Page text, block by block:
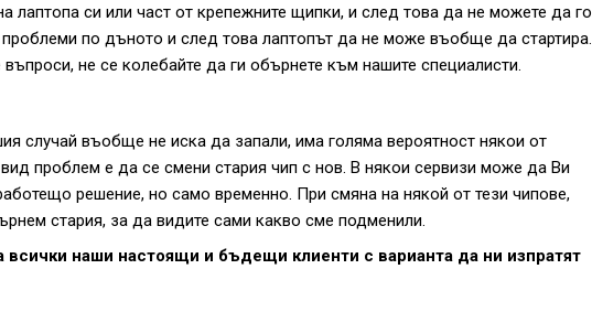
лаптопа си или част от крепежните щипки, и след това да не можете да го
по дъното и след това лаптопът да не може въобще да стартира.
не се колебайте да ги обърнете към нашите специалисти.
случай въобще не иска да запали, има голяма вероятност някои от
проблем е да се смени стария чип с нов. В някои сервизи може да Ви
решение, но само временно. При смяна на някой от тези чипове,
стария, за да видите сами какво сме подменили.
наши настоящи и бъдещи клиенти с варианта да ни изпратят